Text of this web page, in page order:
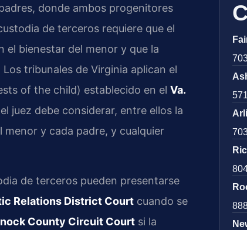
donde ambos progenitores
de terceros requiere que el
el bienestar del menor y que la
tribunales de Virginia aplican el
of the child) establecido en el Va.
juez debe considerar, entre ellos la
y cada padre, y cualquier
de terceros pueden presentarse
Relations District Court cuando se
County Circuit Court si la